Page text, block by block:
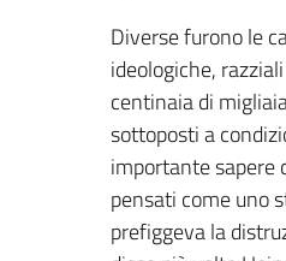
Diverse furono le
ideologiche,
centinaia di
sottoposti a
importante sapere
pensati come uno
prefiggeva la